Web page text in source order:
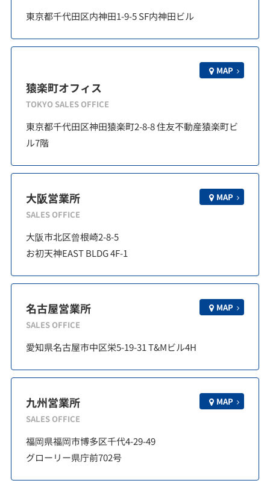
東京都千代田区内神田1-9-5 SF内神田ビル
猿楽町オフィス
TOKYO SALES OFFICE
MAP
東京都千代田区神田猿楽町2-8-8 住友不動産猿楽町ビ
ル7階
大阪営業所
SALES OFFICE
MAP
大阪市北区曾根崎2-8-5
お初天神EAST BLDG 4F-1
名古屋営業所
SALES OFFICE
MAP
愛知県名古屋市中区栄5-19-31 T&Mビル4H
九州営業所
SALES OFFICE
MAP
福岡県福岡市博多区千代4-29-49
グローリー県庁前702号